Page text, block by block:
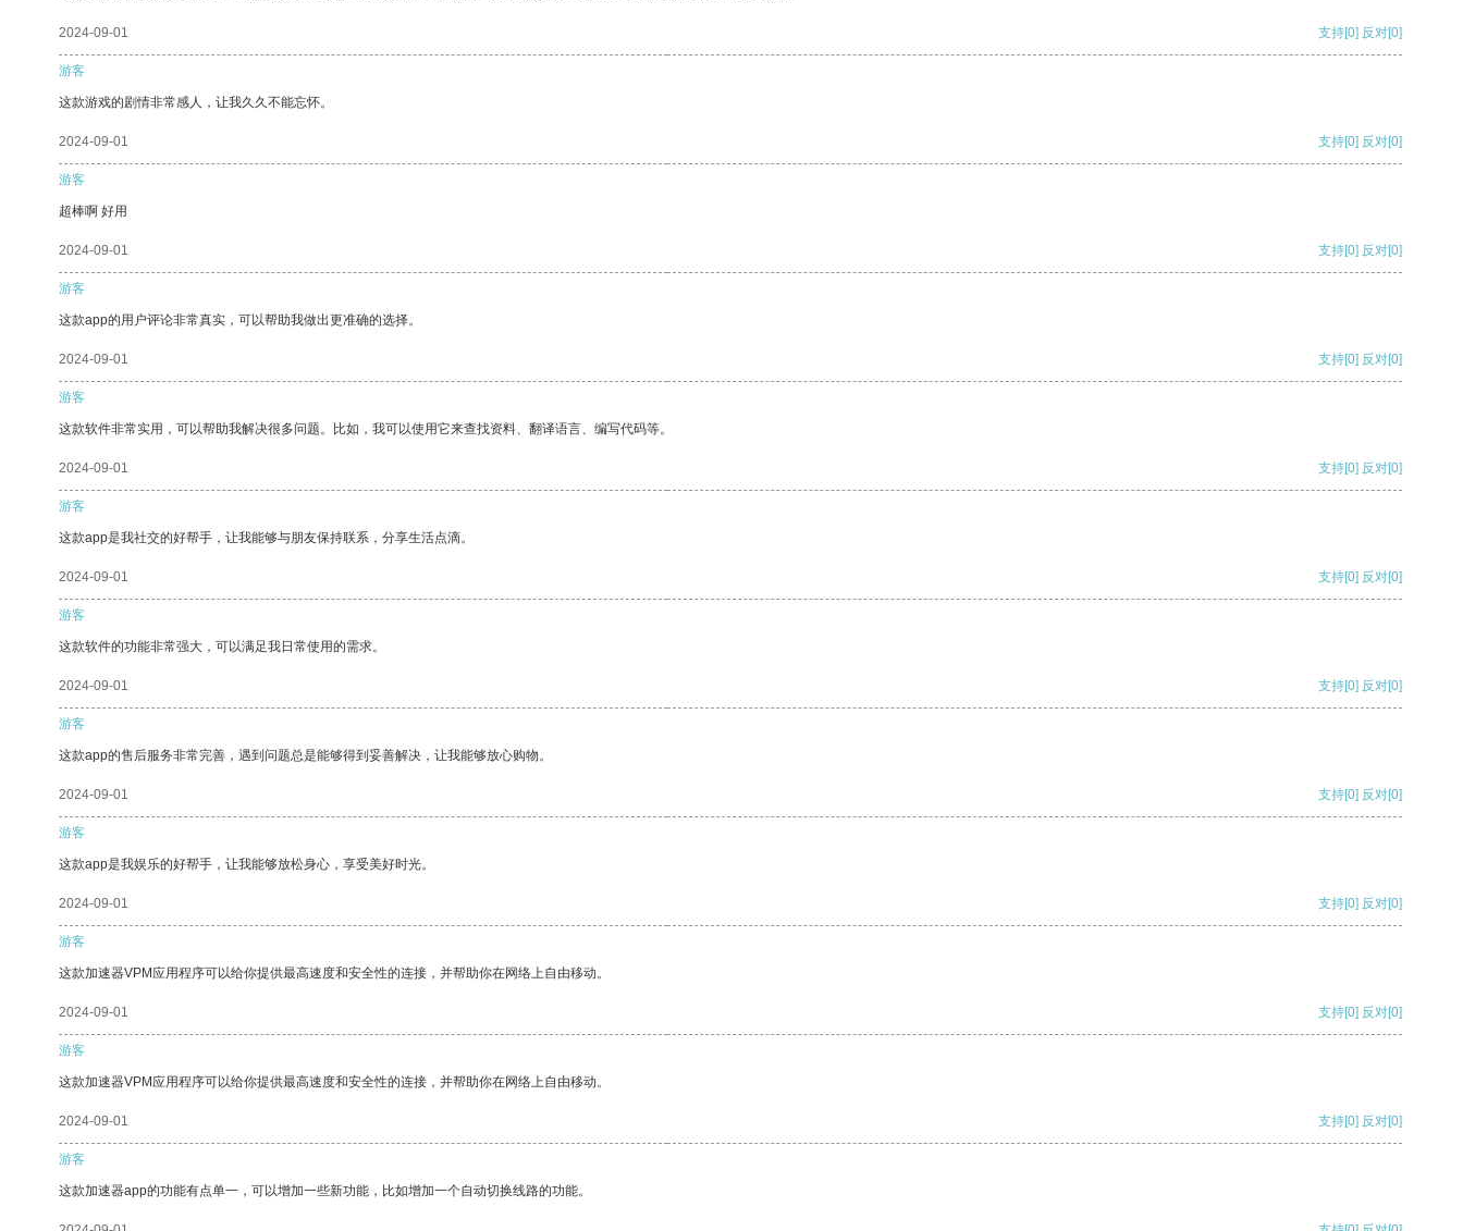
2024-09-01 支持[0] 反对[0]
游客
这款游戏的剧情非常感人，让我久久不能忘怀。
2024-09-01 支持[0] 反对[0]
游客
超棒啊 好用
2024-09-01 支持[0] 反对[0]
游客
这款app的用户评论非常真实，可以帮助我做出更准确的选择。
2024-09-01 支持[0] 反对[0]
游客
这款软件非常实用，可以帮助我解决很多问题。比如，我可以使用它来查找资料、翻译语言、编写代码等。
2024-09-01 支持[0] 反对[0]
游客
这款app是我社交的好帮手，让我能够与朋友保持联系，分享生活点滴。
2024-09-01 支持[0] 反对[0]
游客
这款软件的功能非常强大，可以满足我日常使用的需求。
2024-09-01 支持[0] 反对[0]
游客
这款app的售后服务非常完善，遇到问题总是能够得到妥善解决，让我能够放心购物。
2024-09-01 支持[0] 反对[0]
游客
这款app是我娱乐的好帮手，让我能够放松身心，享受美好时光。
2024-09-01 支持[0] 反对[0]
游客
这款加速器VPM应用程序可以给你提供最高速度和安全性的连接，并帮助你在网络上自由移动。
2024-09-01 支持[0] 反对[0]
游客
这款加速器VPM应用程序可以给你提供最高速度和安全性的连接，并帮助你在网络上自由移动。
2024-09-01 支持[0] 反对[0]
游客
这款加速器app的功能有点单一，可以增加一些新功能，比如增加一个自动切换线路的功能。